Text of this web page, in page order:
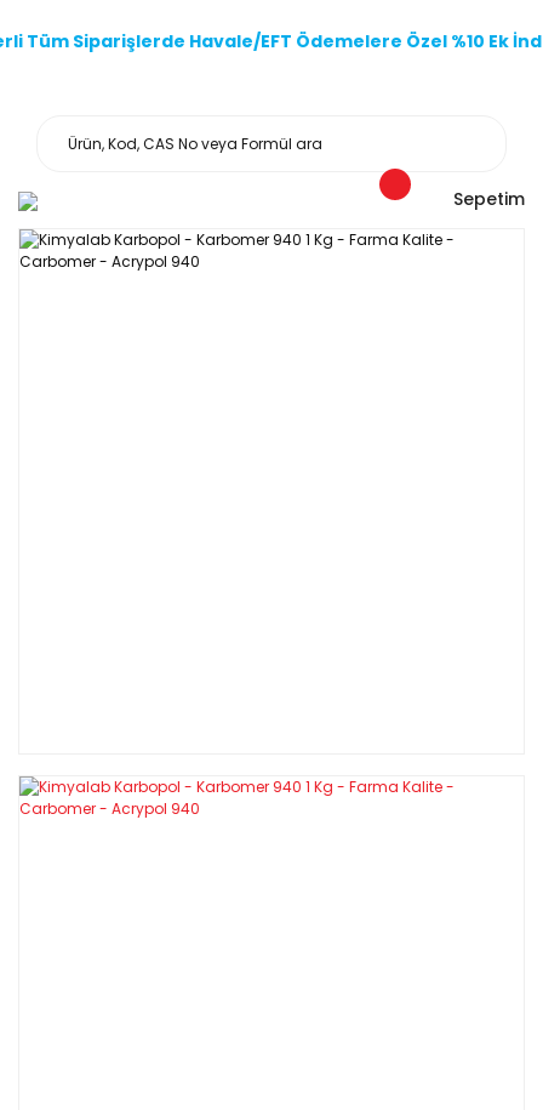
Tüm Siparişlerde Havale/EFT Ödemelere Özel %10 Ek
Sepetim